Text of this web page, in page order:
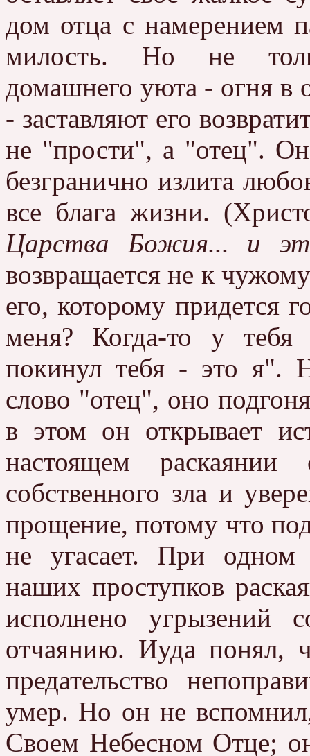
дом отца с намерением
милость. Но не
домашнего уюта - огня в
- заставляют его
не "прости", а "отец".
безгранично излита
все блага жизни.
Царства Божия... и
возвращается не к
его, которому придется
меня? Когда-то у
покинул тебя - это я".
слово "отец", оно
в этом он открывает
настоящем раскаянии
собственного зла и
прощение, потому что
не угасает. При одном
наших проступков
исполнено угрызений
отчаянию. Иуда понял,
предательство
умер. Но он не
Своем Небесном Отце;